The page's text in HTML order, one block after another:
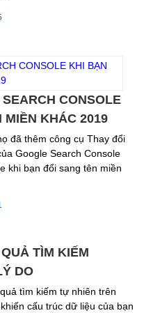
CONSOLE
MIỀN KHÁC 2019
đã thêm công cụ Thay đổi
Google Search Console
khi bạn đổi sang tên miền
TÌM KIẾM
DO
tìm kiếm tự nhiên trên
cấu trúc dữ liệu của bạn